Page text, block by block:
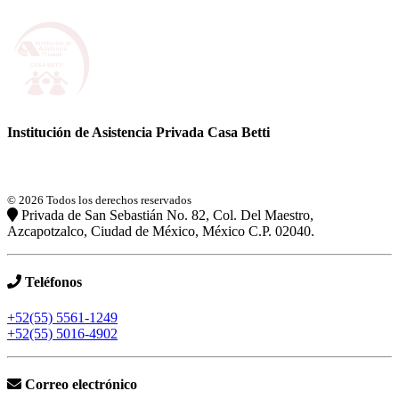
Institución de Asistencia Privada Casa Betti
© 2026 Todos los derechos reservados
Privada de San Sebastián No. 82, Col. Del Maestro,
Azcapotzalco, Ciudad de México, México C.P. 02040.
Teléfonos
+52(55) 5561-1249
+52(55) 5016-4902
Correo electrónico